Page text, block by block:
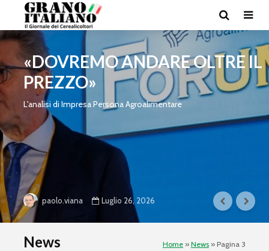
«DOVREMO ANDARE OLTRE IL
PREZZO»
L'analisi di Impresa Persona Agroalimentare
paolo.viana Luglio 26, 2026
News Home » News » Pagina 3